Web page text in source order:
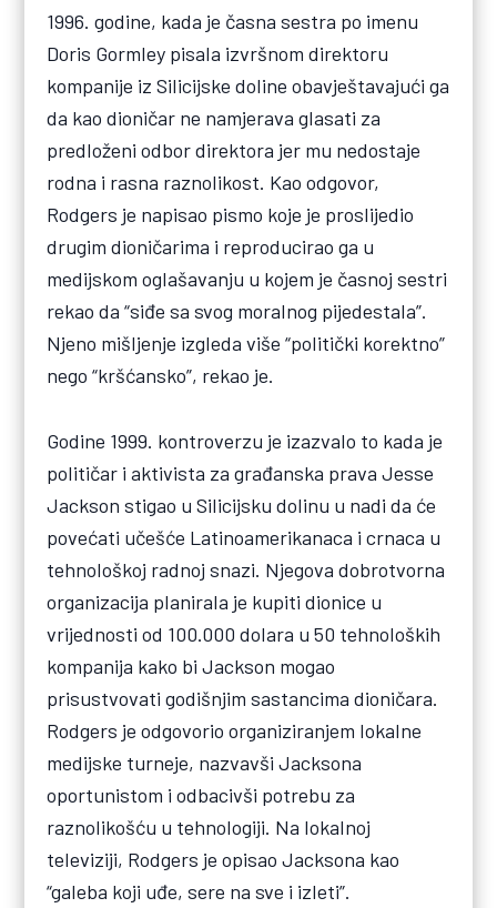
1996. godine, kada je časna sestra po imenu
Doris Gormley pisala izvršnom direktoru
kompanije iz Silicijske doline obavještavajući ga
da kao dioničar ne namjerava glasati za
predloženi odbor direktora jer mu nedostaje
rodna i rasna raznolikost. Kao odgovor,
Rodgers je napisao pismo koje je proslijedio
drugim dioničarima i reproducirao ga u
medijskom oglašavanju u kojem je časnoj sestri
rekao da “siđe sa svog moralnog pijedestala”.
Njeno mišljenje izgleda više “politički korektno”
nego “kršćansko”, rekao je.
Godine 1999. kontroverzu je izazvalo to kada je
političar i aktivista za građanska prava Jesse
Jackson stigao u Silicijsku dolinu u nadi da će
povećati učešće Latinoamerikanaca i crnaca u
tehnološkoj radnoj snazi. Njegova dobrotvorna
organizacija planirala je kupiti dionice u
vrijednosti od 100.000 dolara u 50 tehnoloških
kompanija kako bi Jackson mogao
prisustvovati godišnjim sastancima dioničara.
Rodgers je odgovorio organiziranjem lokalne
medijske turneje, nazvavši Jacksona
oportunistom i odbacivši potrebu za
raznolikošću u tehnologiji. Na lokalnoj
televiziji, Rodgers je opisao Jacksona kao
“galeba koji uđe, sere na sve i izleti”.